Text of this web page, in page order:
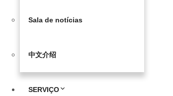
Sala de notícias
中文介绍
SERVIÇO